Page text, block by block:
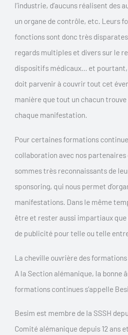
l’industrie, d’aucuns réalisent des
un organe de contrôle, etc. Leurs
fonctions sont donc très
regards multiples et divers sur le
dispositifs médicaux… et
doit parvenir à couvrir tout cet
manière que tout un chacun
chaque manifestation.
Pour certaines formations
collaboration avec nos partenaires
sommes très reconnaissants de
sponsoring, qui nous permet
manifestations. Dans le même
être et rester aussi impartiaux
de publicité pour telle ou telle
La cheville ouvrière des
A la Section alémanique, la bonne
formations continues s’appelle
Besim est membre de la SSSH
Comité alémanique depuis 12 ans